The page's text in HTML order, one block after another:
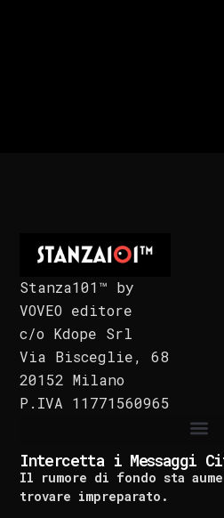
Stanza101™ by
VOVEO editore
c/o Kdope Srl
Via Bisceglie, 68
20152 Milano
P.IVA 11771560965
Intercetta i Messaggi
Il rumore di fondo sta
trovare impreparato.